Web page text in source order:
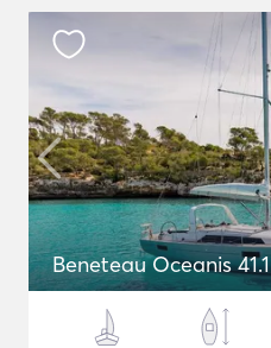
Beneteau Oceanis 41.1